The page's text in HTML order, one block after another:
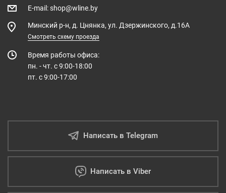
E-mail :shop@wline.by
Минский р-н, д. Цнянка, ул. Дзержинского, д.16А
Смотреть схему проезда
Время работы офиса:
пн. - чт. с 9:00-18:00
пт. с 9:00-17:00
Написать в Telegram
Написать в Viber